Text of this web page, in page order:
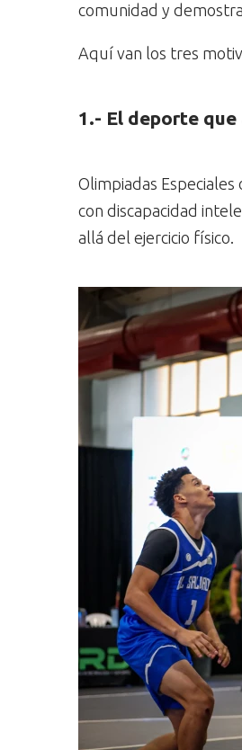
comunidad y
Aquí van los tres
1.- El deporte
Olimpiadas
con discapacidad
allá del ejercicio físico.